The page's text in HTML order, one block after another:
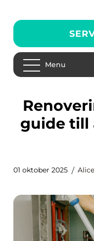
Menu
Renovering i Kinna: En
guide till
01 oktober 2025